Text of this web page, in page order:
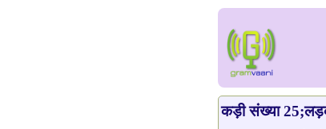
कड़ी संख्या